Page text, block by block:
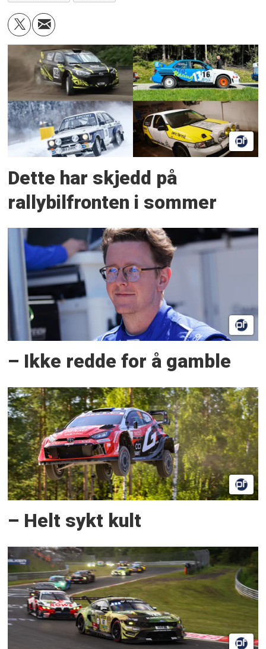
Dette har skjedd på
rallybilfronten i sommer
– Ikke redde for å gamble
– Helt sykt kult